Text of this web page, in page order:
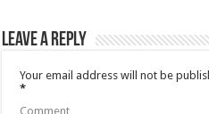
Leave a Reply
Your email address will not be
*
Comment